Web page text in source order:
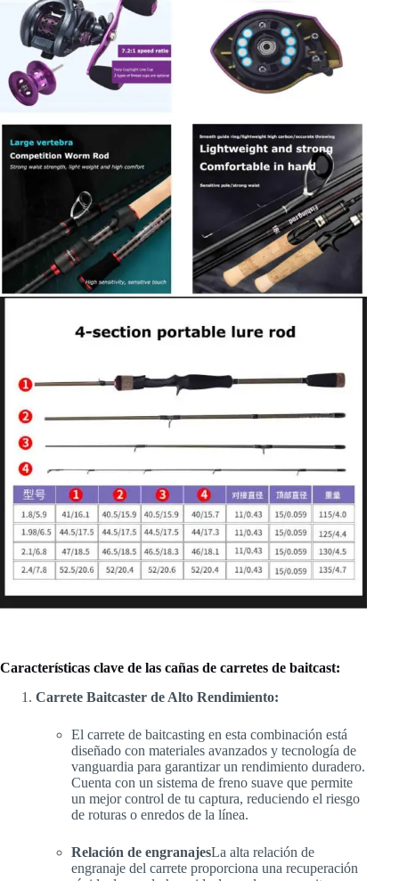
Características clave de las cañas de carretes de baitcast:
Carrete Baitcaster de Alto Rendimiento:
El carrete de baitcasting en esta combinación está
diseñado con materiales avanzados y tecnología de
vanguardia para garantizar un rendimiento duradero.
Cuenta con un sistema de freno suave que permite
un mejor control de tu captura, reduciendo el riesgo
de roturas o enredos de la línea.
Relación de engranajesLa alta relación de
engranaje del carrete proporciona una recuperación